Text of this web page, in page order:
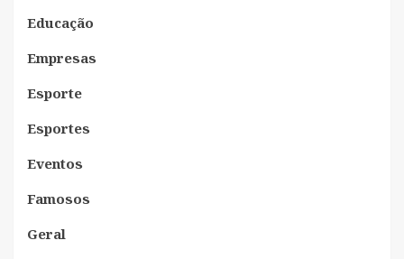
Educação
Empresas
Esporte
Esportes
Eventos
Famosos
Geral